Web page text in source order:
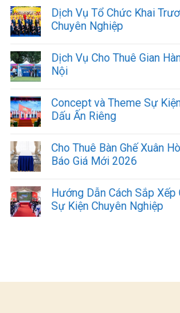
Dịch Vụ Tổ Chức Khai
Chuyên Nghiệp
Dịch Vụ Cho Thuê Gian
Nội
Concept và Theme Sự
Dấu Ấn Riêng
Cho Thuê Bàn Ghế Xuân
Báo Giá Mới 2026
Hướng Dẫn Cách Sắp
Sự Kiện Chuyên Nghiệp